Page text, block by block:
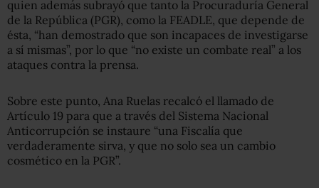
quien además subrayó que tanto la Procuraduría General
de la República (PGR), como la FEADLE, que depende de
ésta, “han demostrado que son incapaces de investigarse
a sí mismas”, por lo que “no existe un combate real” a los
ataques contra la prensa.
Sobre este punto, Ana Ruelas recalcó el llamado de
Artículo 19 para que a través del Sistema Nacional
Anticorrupción se instaure “una Fiscalía que
verdaderamente sirva, y que no solo sea un cambio
cosmético en la PGR”.